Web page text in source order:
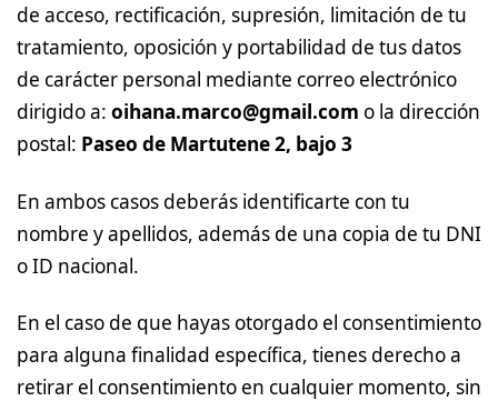
de acceso, rectificación, supresión, limitación de tu
tratamiento, oposición y portabilidad de tus datos
de carácter personal mediante correo electrónico
dirigido a: oihana.marco@gmail.com o la dirección
postal: Paseo de Martutene 2, bajo 3
En ambos casos deberás identificarte con tu
nombre y apellidos, además de una copia de tu DNI
o ID nacional.
En el caso de que hayas otorgado el consentimiento
para alguna finalidad específica, tienes derecho a
retirar el consentimiento en cualquier momento, sin